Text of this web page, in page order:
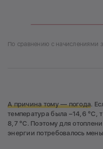
По сравнению с начислениями
А причина тому — погода.
температура была –14,6 °С,
8,7 °С. Поэтому для
энергии потребовалось